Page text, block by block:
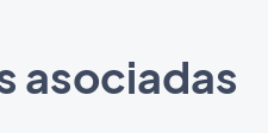
asociadas